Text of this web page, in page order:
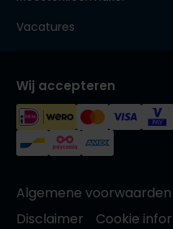
Vacatures
Wij accepteren
Algemene voorwaarden
Disclaimer
Cookie